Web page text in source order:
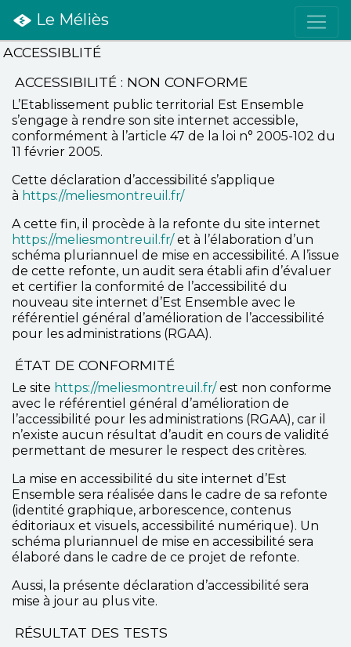
Le Méliès
ACCESSIBLITÉ
ACCESSIBILITÉ : NON CONFORME
L’Etablissement public territorial Est Ensemble
s’engage à rendre son site internet accessible,
conformément à l’article 47 de la loi n° 2005-102 du
11 février 2005.
Cette déclaration d’accessibilité s’applique
à https://meliesmontreuil.fr/
A cette fin, il procède à la refonte du site internet
https://meliesmontreuil.fr/et à l’élaboration d’un
schéma pluriannuel de mise en accessibilité. A l’issue
de cette refonte, un audit sera établi afin d’évaluer
et certifier la conformité de l’accessibilité du
nouveau site internet d’Est Ensemble avec le
référentiel général d’amélioration de l’accessibilité
pour les administrations (RGAA).
ÉTAT DE CONFORMITÉ
Le site https://meliesmontreuil.fr/est non conforme
avec le référentiel général d’amélioration de
l’accessibilité pour les administrations (RGAA), car il
n’existe aucun résultat d’audit en cours de validité
permettant de mesurer le respect des critères.
La mise en accessibilité du site internet d’Est
Ensemble sera réalisée dans le cadre de sa refonte
(identité graphique, arborescence, contenus
éditoriaux et visuels, accessibilité numérique). Un
schéma pluriannuel de mise en accessibilité sera
élaboré dans le cadre de ce projet de refonte.
Aussi, la présente déclaration d’accessibilité sera
mise à jour au plus vite.
RÉSULTAT DES TESTS